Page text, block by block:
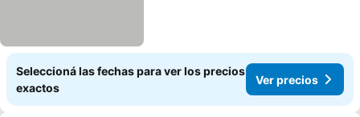
Seleccioná las fechas para ver los precios
exactos
Ver precios